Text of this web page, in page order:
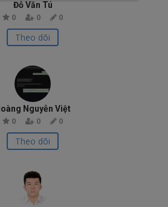
Đỗ Văn Tú
0 0 0
Theo dõi
Nguyễn Việt
0 0 0
Theo dõi